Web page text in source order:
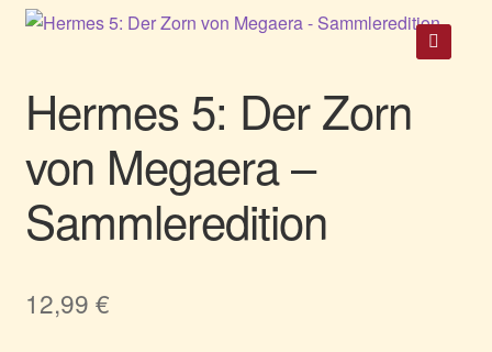
► Support/Hilfe
Hermes 5: Der Zorn
von Megaera –
Sammleredition
12,99 €